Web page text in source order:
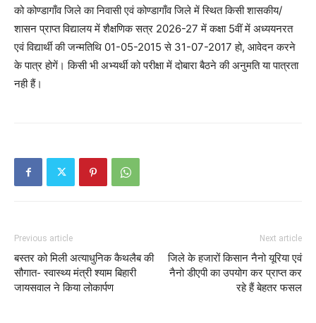
को कोण्डागाँव जिले का निवासी एवं कोण्डागाँव जिले में स्थित किसी शासकीय/
शासन प्राप्त विद्यालय में शैक्षणिक सत्र 2026-27 में कक्षा 5वीं में अध्ययनरत
एवं विद्यार्थी की जन्मतिथि 01-05-2015 से 31-07-2017 हो, आवेदन करने
के पात्र होगें। किसी भी अभ्यर्थी को परीक्षा में दोबारा बैठने की अनुमति या पात्रता
नही हैं।
Previous article
बस्तर को मिली अत्याधुनिक कैथलैब की
सौगात- स्वास्थ्य मंत्री श्याम बिहारी
जायसवाल ने किया लोकार्पण
Next article
जिले के हजारों किसान नैनो यूरिया एवं
नैनो डीएपी का उपयोग कर प्राप्त कर
रहे हैं बेहतर फसल